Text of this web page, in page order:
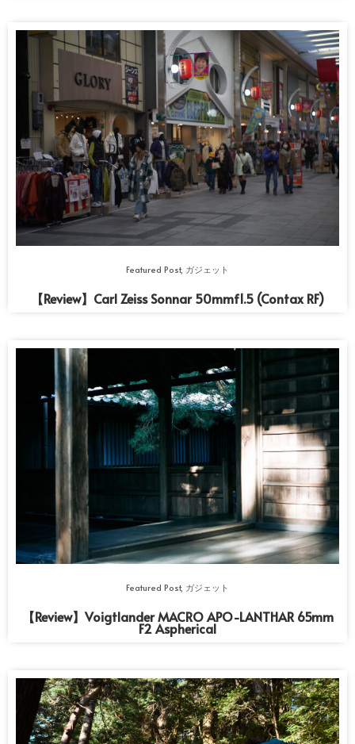
Featured Post, ガジェット
【Review】Carl Zeiss Sonnar 50mmf1.5 (Contax RF)
Featured Post, ガジェット
【Review】Voigtlander MACRO APO-LANTHAR 65mm
F2 Aspherical